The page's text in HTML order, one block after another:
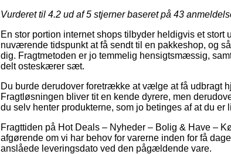
Vurderet til 4.2 ud af 5 stjerner baseret på 43
En stor portion internet shops tilbyder heldigvis et
nuværende tidspunkt at få sendt til en pakkeshop, og
dig. Fragtmetoden er jo temmelig hensigtsmæssig,
delt osteskærer sæt.
Du burde derudover foretrække at vælge at få udbragt
Fragtløsningen bliver tit en kende dyrere, men
du selv henter produkterne, som jo betinges af at du
Fragttiden på Hot Deals – Nyheder – Bolig & Have –
afgørende om vi har behov for varerne inden for få
anslåede leveringsdato ved den pågældende vare.